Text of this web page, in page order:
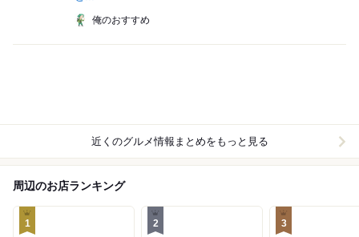
俺のおすすめ
近くのグルメ情報まとめをもっと見る
周辺のお店ランキング
1 2 3